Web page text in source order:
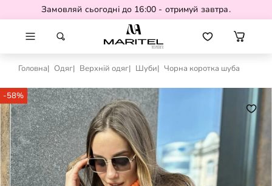
Замовляй сьогодні до 16:00 - отримуй завтра.
Головна Одяг Верхній одяг Шуби Чорна коротка шуба
-58%